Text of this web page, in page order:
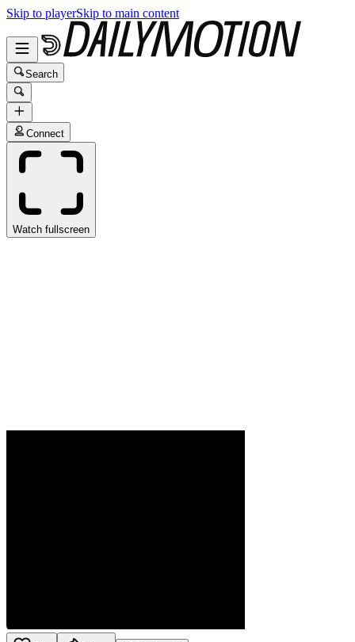
Skip to playerSkip to main content
Search
Connect
Watch fullscreen